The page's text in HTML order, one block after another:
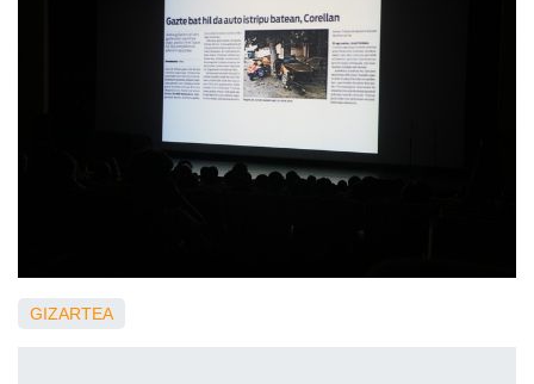
GIZARTEA